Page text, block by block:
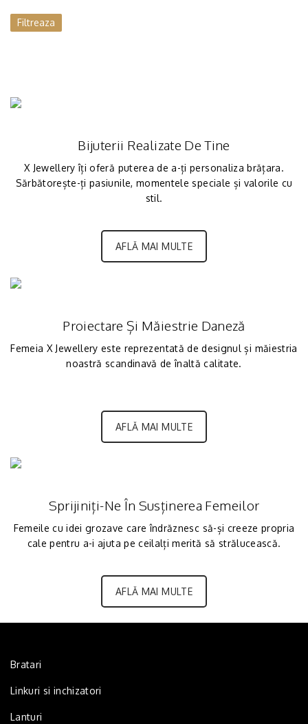
Filtreaza
Bijuterii Realizate De Tine
X Jewellery îți oferă puterea de a-ți personaliza brățara.
Sărbătorește-ți pasiunile, momentele speciale și valorile cu
stil.
AFLĂ MAI MULTE
Proiectare Și Măiestrie Daneză
Femeia X Jewellery este reprezentată de designul și măiestria
noastră scandinavă de înaltă calitate.
AFLĂ MAI MULTE
Sprijiniți-Ne În Susținerea Femeilor
Femeile cu idei grozave care îndrăznesc să-și creeze propria
cale pentru a-i ajuta pe ceilalți merită să strălucească.
AFLĂ MAI MULTE
Bratari
Linkuri si inchizatori
Lanturi